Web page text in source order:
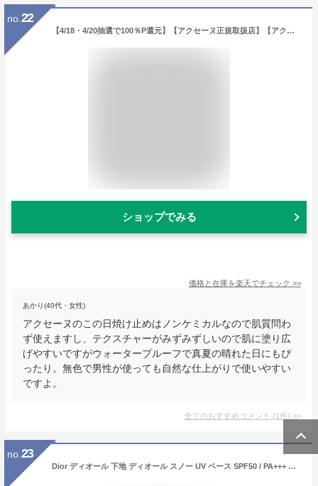
no. 22
【4/18・4/20抽選で100％P還元】【アクセーヌ正規取扱店】【アクセーヌ】スーパーサンシールド ブライトフィット SPF50+・PA++++40g
ショップでみる
価格と在庫を楽天でチェック >>
あかり(40代・女性)
アクセーヌのこの日焼け止めはノンケミカルなので肌質問わ
ず使えますし、テクスチャーがみずみずしいので肌に塗り広
げやすいですがウォータープルーフで真夏の晴れた日にもぴ
ったり。無色で男性が使っても自然な仕上がりで使いやすい
ですよ。
全てのおすすめコメント (1件) >
no. 23
Dior ディオール 下地 ディオール スノー UV ベース SPF50 / PA+++ メイクアップ ベース snow コントロールカラー 補正下地 日焼け止め UV メンズ レディース ブランド 正規品 新品 ギフト 母の日 プレゼント 化粧品 コスメ ベースメイク デパコス